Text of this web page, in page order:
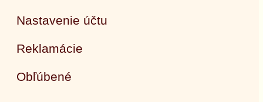
Nastavenie účtu
Reklamácie
Obľúbené